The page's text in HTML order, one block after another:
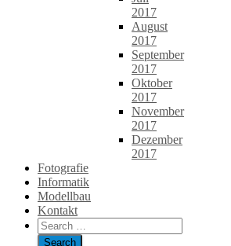
2017
August
2017
September
2017
Oktober
2017
November
2017
Dezember
2017
Fotografie
Informatik
Modellbau
Kontakt
Search
for: